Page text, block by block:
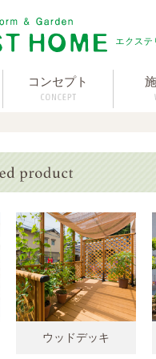
コンセプト
ウッドデッキ